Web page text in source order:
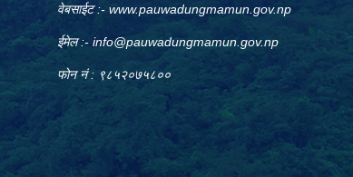
वेबसाईट :- www.pauwadungmamun.gov.np
ईमेल :- info@pauwadungmamun.gov.np
फोन नं : ९८५२०७५८००